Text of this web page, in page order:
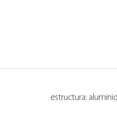
estructura: aluminio